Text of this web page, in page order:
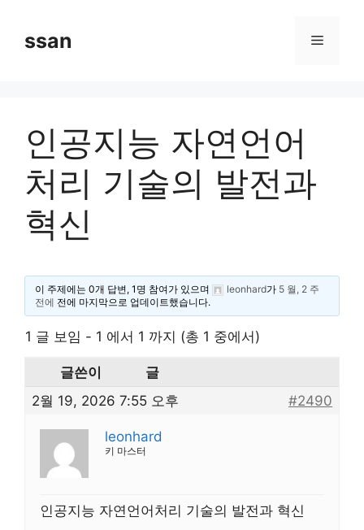
contentssan Menu
인공지능 자연언어
처리 기술의 발전과
혁신
이 주제에는 0개 답변, 1명 참여가 있으며 leonhard가 5 월, 2 주
전에 전에 마지막으로 업데이트했습니다.
1 글 보임 - 1 에서 1 까지 (총 1 중에서)
글쓴이
글
2월 19, 2026 7:55 오후
#2490
leonhard
키 마스터
인공지능 자연언어처리 기술의 발전과 혁신